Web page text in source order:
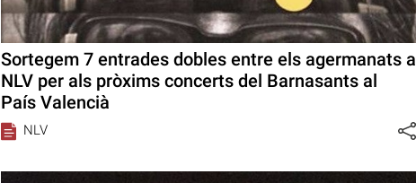
Sortegem 7 entrades dobles entre els agermanats a
NLV per als pròxims concerts del Barnasants al
País Valencià
NLV